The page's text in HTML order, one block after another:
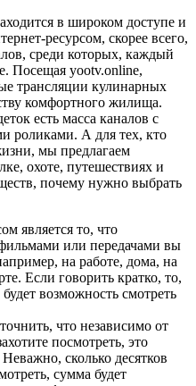
в широком доступе и
ресурсом, скорее всего,
среди которых, каждый
Посещая yootv.online,
трансляции кулинарных
комфортного жилища.
есть масса каналов с
роликами. А для тех, кто
мы предлагаем
охоте, путешествиях и
почему нужно выбрать
является то, что
или передачами вы
на работе, дома, на
Если говорить кратко, то,
возможность смотреть
что независимо от
посмотреть, это
сколько десятков
сумма будет